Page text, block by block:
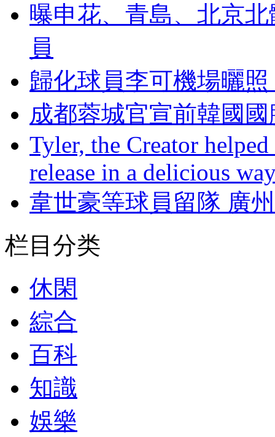
曝申花、青島 、北
員
歸化球員李可機場曬照
成都蓉城官宣前韓國
Tyler, the Creator
release in a delicious
韋世豪等球員留隊 廣
栏目分类
休閑
綜合
百科
知識
娛樂